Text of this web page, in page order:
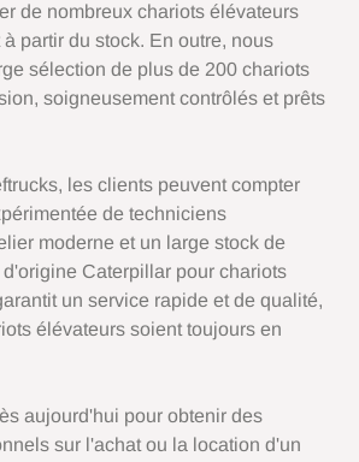
de nombreux chariots élévateurs
partir du stock. En outre, nous
sélection de plus de 200 chariots
soigneusement contrôlés et prêts
les clients peuvent compter
de techniciens
moderne et un large stock de
Caterpillar pour chariots
un service rapide et de qualité,
élévateurs soient toujours en
aujourd'hui pour obtenir des
sur l'achat ou la location d'un